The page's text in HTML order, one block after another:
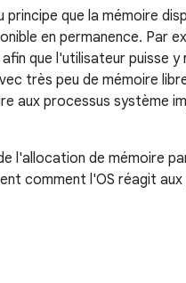
que la mémoire
en permanence. Par
que l'utilisateur puisse
très peu de mémoire
aux processus système
l'allocation de mémoire
comment l'OS réagit